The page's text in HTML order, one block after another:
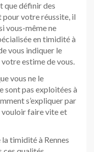
que définir des
votre réussite, il
vous-même ne
en timidité à
vous indiquer le
estime de vous.
vous ne le
sont pas exploitées à
s’expliquer par
vouloir faire vite et
timidité à Rennes